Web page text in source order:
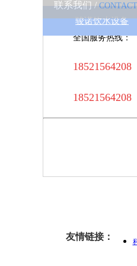
骏诺饮水设备
联系我们 /
全国服务热线：
18521564208
18521564208
友情链接：